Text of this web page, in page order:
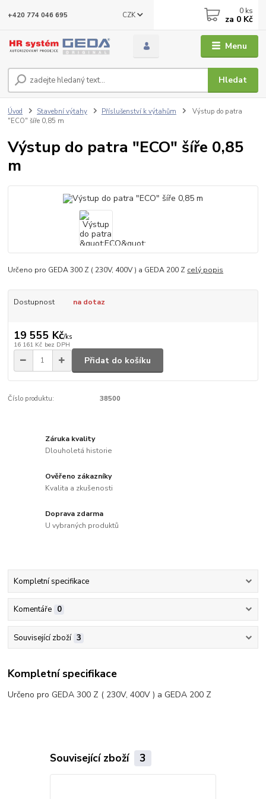
Menu
CZK
Hledat
+420 774 046 695 0 ks
za 0 Kč
Úvod Stavební výtahy Příslušenství k výtahům
Výstup do patra
"ECO" šíře 0,85 m
Výstup do patra "ECO" šíře 0,85
m
Určeno pro GEDA 300 Z ( 230V, 400V ) a GEDA 200 Z celý popis
Dostupnost na dotaz
19 555 Kč/ks
16 161 Kč bez DPH
Přidat do košíku
Číslo produktu: 38500
Záruka kvality
Dlouholetá historie
Ověřeno zákazníky
Kvalita a zkušenosti
Doprava zdarma
U vybraných produktů
Kompletní specifikace
Komentáře 0
Související zboží 3
Kompletní specifikace
Určeno pro GEDA 300 Z ( 230V, 400V ) a GEDA 200 Z
Související zboží 3